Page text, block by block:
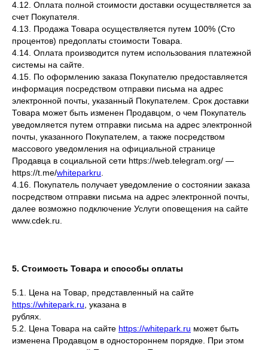
4.12. Оплата полной стоимости доставки осуществляется за
счет Покупателя.
4.13. Продажа Товара осуществляется путем 100% (Сто
процентов) предоплаты стоимости Товара.
4.14. Оплата производится путем использования платежной
системы на сайте.
4.15. По оформлению заказа Покупателю предоставляется
информация посредством отправки письма на адрес
электронной почты, указанный Покупателем. Срок доставки
Товара может быть изменен Продавцом, о чем Покупатель
уведомляется путем отправки письма на адрес электронной
почты, указанного Покупателем, а также посредством
массового уведомления на официальной странице
Продавца в социальной сети https://web.telegram.org/ —
https://t.me/whiteparkru
4.16. Покупатель получает уведомление о состоянии заказа
посредством отправки письма на адрес электронной почты,
далее возможно подключение Услуги оповещения на сайте
www.cdek.ru.
5. Стоимость Товара и способы оплаты
5.1. Цена на Товар, представленный на сайте
https://whitepark.ru , указана в
рублях.
5.2. Цена Товара на сайте https://whitepark.ru может быть
изменена Продавцом в одностороннем порядке. При этом